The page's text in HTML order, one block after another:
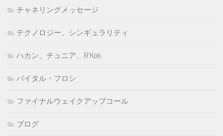
チャネリングメッセージ
テクノロジー、シンギュラリティ
ハカン、チュニア、R'Kok
バイタル・フロシ
ファイナルウェイクアップコール
ブログ